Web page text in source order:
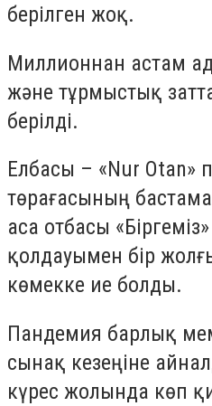
берілген жоқ.
Миллионнан астам
және тұрмыстық
берілді.
Елбасы – «Nur Otan»
төрағасының
аса отбасы
қолдауымен бір
көмекке ие болды.
Пандемия барлық
сынақ кезеңіне
күрес жолында көп